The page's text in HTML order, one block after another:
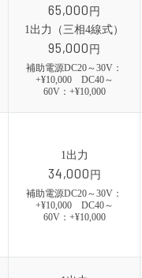
65,000 円
1出力（三相4線式）
95,000 円
補助電源DC20～30V：
+¥10,000 DC40～
60V：+¥10,000
1出力
34,000 円
補助電源DC20～30V：
+¥10,000 DC40～
60V：+¥10,000